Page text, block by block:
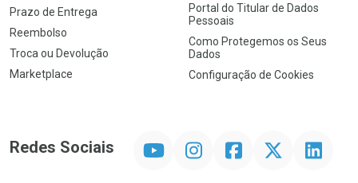
Prazo de Entrega
Reembolso
Troca ou Devolução
Marketplace
Portal do Titular de Dados
Pessoais
Como Protegemos os Seus
Dados
Configuração de Cookies
Redes Sociais InstagramFacebookTwitter Linkedin